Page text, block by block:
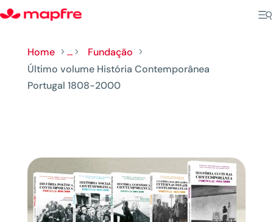
Home 5 ... 5 Fundação 5
Último volume História Contemporânea
Portugal 1808-2000